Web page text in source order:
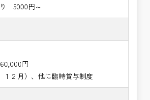
5000円～
円
１２月）、他に臨時賞与制度